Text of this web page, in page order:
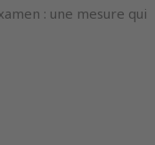
: une mesure qui